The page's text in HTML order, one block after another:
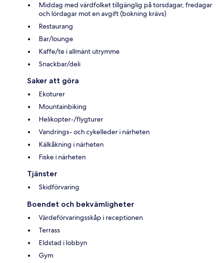
Middag med värdfolket tillgänglig på torsdagar, fredagar
och lördagar mot en avgift (bokning krävs)
Restaurang
Bar/lounge
Kaffe/te i allmänt utrymme
Snackbar/deli
Saker att göra
Ekoturer
Mountainbiking
Helikopter-/flygturer
Vandrings- och cykelleder i närheten
Kälkåkning i närheten
Fiske i närheten
Tjänster
Skidförvaring
Boendet och bekvämligheter
Värdeförvaringsskåp i receptionen
Terrass
Eldstad i lobbyn
Gym